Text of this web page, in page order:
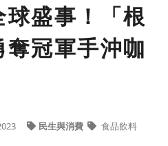
盛事！「根
冠軍手沖咖
民生與消費 食品飲料